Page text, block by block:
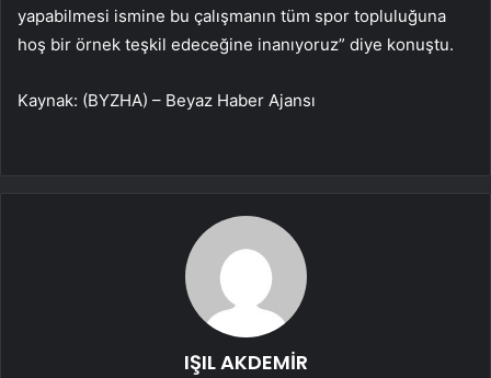
yapabilmesi ismine bu çalışmanın tüm spor topluluğuna
hoş bir örnek teşkil edeceğine inanıyoruz” diye konuştu.
Kaynak: (BYZHA) – Beyaz Haber Ajansı
IŞIL AKDEMİR